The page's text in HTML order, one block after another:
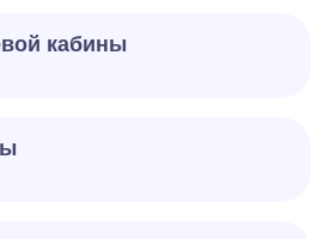
кабины